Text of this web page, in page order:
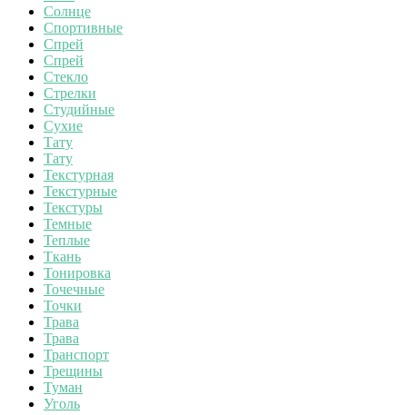
Солнце
Спортивные
Спрей
Спрей
Стекло
Стрелки
Студийные
Сухие
Тату
Тату
Текстурная
Текстурные
Текстуры
Темные
Теплые
Ткань
Тонировка
Точечные
Точки
Трава
Трава
Транспорт
Трещины
Туман
Уголь